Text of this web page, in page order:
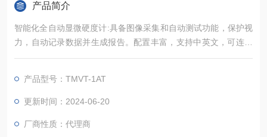
产品简介
智能化全自动显微硬度计:具备图像采集和自动测试功能，保护视
力，自动记录数据并生成报告。配置丰富，支持中英文，可连接
网络共享，实现硬度测试自动化。
产品型号：TMVT-1AT
更新时间：2024-06-20
厂商性质：代理商